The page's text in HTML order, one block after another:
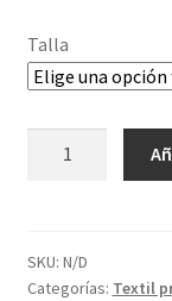
Talla
SKU: N/D
Categorías: Textil